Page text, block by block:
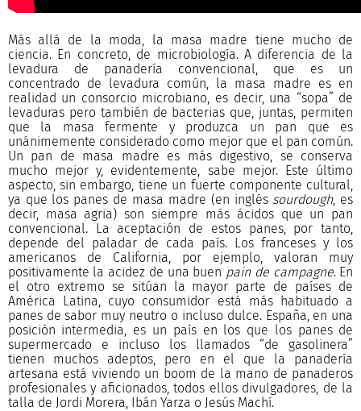
Más allá de la moda, la masa madre tiene mucho de
ciencia. En concreto, de microbiología. A diferencia de la
levadura de panadería convencional, que es un
concentrado de levadura común, la masa madre es en
realidad un consorcio microbiano, es decir, una “sopa” de
levaduras pero también de bacterias que, juntas, permiten
que la masa fermente y produzca un pan que es
unánimemente considerado como mejor que el pan común.
Un pan de masa madre es más digestivo, se conserva
mucho mejor y, evidentemente, sabe mejor. Este último
aspecto, sin embargo, tiene un fuerte componente cultural,
ya que los panes de masa madre (en inglés sourdough, es
decir, masa agria) son siempre más ácidos que un pan
convencional. La aceptación de estos panes, por tanto,
depende del paladar de cada país. Los franceses y los
americanos de California, por ejemplo, valoran muy
positivamente la acidez de una buen pain de campagne. En
el otro extremo se sitúan la mayor parte de países de
América Latina, cuyo consumidor está más habituado a
panes de sabor muy neutro o incluso dulce. España, en una
posición intermedia, es un país en los que los panes de
supermercado e incluso los llamados “de gasolinera”
tienen muchos adeptos, pero en el que la panadería
artesana está viviendo un boom de la mano de panaderos
profesionales y aficionados, todos ellos divulgadores, de la
talla de Jordi Morera, Ibán Yarza o Jesús Machí.